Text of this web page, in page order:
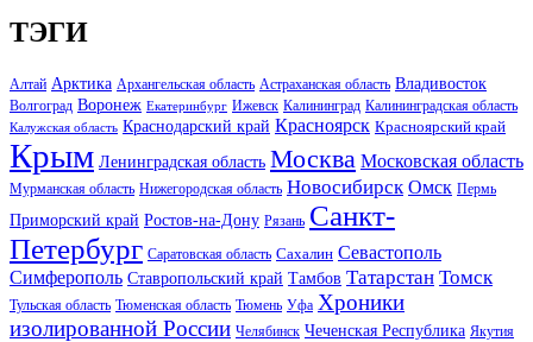
ТЭГИ
Алтай Арктика Архангельская область Астраханская область Владивосток
Волгоград Воронеж Екатеринбург Ижевск Калининград Калининградская область
Калужская область Краснодарский край Красноярск Красноярский край
Крым Ленинградская область Москва Московская область
Мурманская область Нижегородская область Новосибирск Омск Пермь
Приморский край Ростов-на-Дону Рязань Санкт-
Петербург Саратовская область Сахалин Севастополь
Симферополь Ставропольский край Тамбов Татарстан Томск
Тульская область Тюменская область Тюмень Уфа Хроники
изолированной России Челябинск Чеченская Республика Якутия